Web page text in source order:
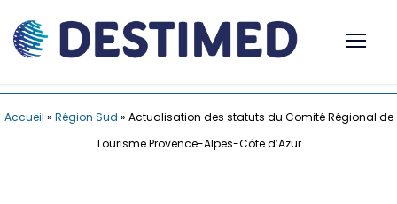
Accueil » Région Sud » Actualisation des statuts du Comité Régional de
Tourisme Provence-Alpes-Côte d’Azur